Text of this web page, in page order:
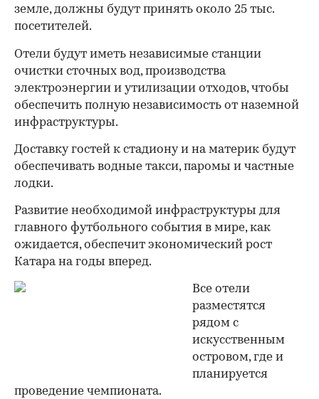
земле, должны будут принять около 25 тыс.
посетителей.
Отели будут иметь независимые станции
очистки сточных вод, производства
электроэнергии и утилизации отходов, чтобы
обеспечить полную независимость от наземной
инфраструктуры.
Доставку гостей к стадиону и на материк будут
обеспечивать водные такси, паромы и частные
лодки.
Развитие необходимой инфраструктуры для
главного футбольного события в мире, как
ожидается, обеспечит экономический рост
Катара на годы вперед.
Все отели
разместятся
рядом с
искусственным
островом, где и
планируется
проведение чемпионата.